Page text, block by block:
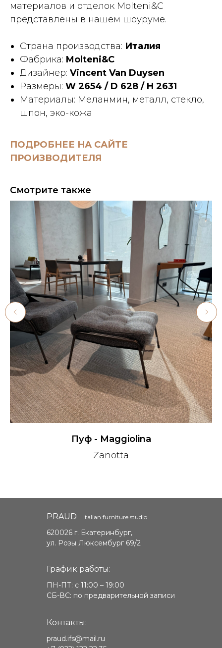
материалов и отделок Molteni&C
представлены в нашем шоуруме.
Страна производства: Италия
Фабрика: Molteni&C
Дизайнер: Vincent Van Duysen
Размеры: W 2654 / D 628 / H 2631
Материалы: Меланмин, металл, стекло,
шпон, эко-кожа
ПОДРОБНЕЕ НА САЙТЕ
ПРОИЗВОДИТЕЛЯ
Смотрите также
Пуф - Maggiolina
Zanotta
PRAUD
620026 г. Екатеринбург,
ул. Розы Люксембург 69/2
График работы:
ПН-ПТ: с 11:00 – 19:00
СБ-ВС: по предварительной записи
Italian furniture studio
Контакты:
praud.ifs@mail.ru